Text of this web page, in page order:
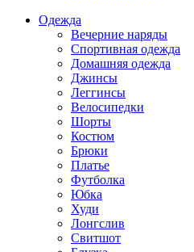
Одежда
Вечерние наряды
Спортивная одежда
Домашняя одежда
Джинсы
Леггинсы
Велосипедки
Шорты
Костюм
Брюки
Платье
Футболка
Юбка
Худи
Лонгслив
Свитшот